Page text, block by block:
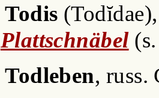
Todis
Plattschnäbel(s.
Todleben, russ.